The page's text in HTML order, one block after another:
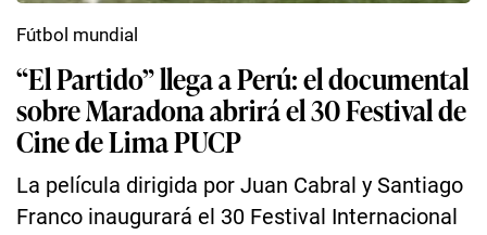
“El Partido” llega a Perú: el documental
sobre Maradona abrirá el 30 Festival de
Cine de Lima PUCP
La película dirigida por Juan Cabral y Santiago
Franco inaugurará el 30 Festival Internacional
Fútbol mundial